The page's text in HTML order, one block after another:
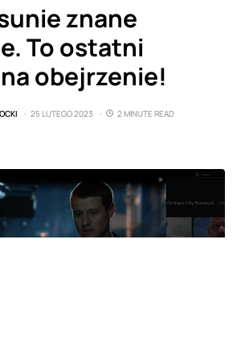
znane
To ostatni
obejrzenie!
25 LUTEGO 2023
2 MINUTE READ